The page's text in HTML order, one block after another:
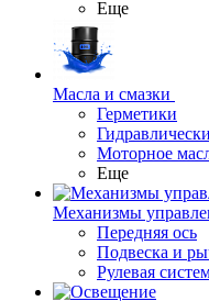
Еще
Масла и смазки
Герметики
Моторное
Еще
Механизмы
Передняя ось
Подвеска и
Рулевая